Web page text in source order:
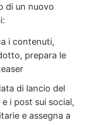
di un nuovo
i contenuti,
prepara le
di lancio del
i post sui social,
e assegna a